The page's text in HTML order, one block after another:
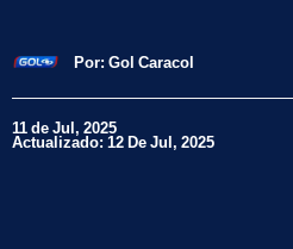
Por: Gol Caracol
11 de Jul, 2025
Actualizado: 12 De Jul, 2025